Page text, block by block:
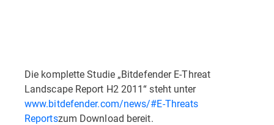
Die komplette Studie „Bitdefender E-Threat
Landscape Report H2 2011“ steht unter
www.bitdefender.com/news/#E-Threats
Reportszum Download bereit.